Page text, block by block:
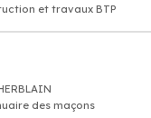
et travaux BTP
des maçons